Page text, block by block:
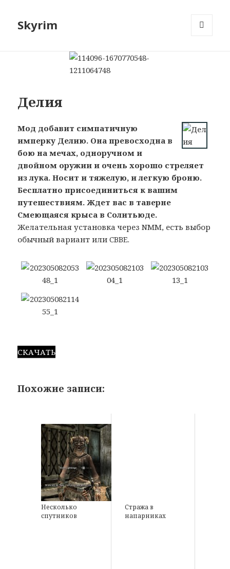
Skyrim
Делия
Мод добавит симпатичную
имперку Делию. Она превосходна в
бою на мечах, одноручном и
двойном оружии и очень хорошо стреляет
из лука. Носит и тяжелую, и легкую броню.
Бесплатно присоединиться к вашим
путешествиям. Ждет вас в таверне
Смеющаяся крыса в Солитьюде.
Желательная установка через NMM, есть выбор
обычный вариант или CBBE.
СКАЧАТЬ
Похожие записи:
Несколько
спутников
Стража в
напарниках